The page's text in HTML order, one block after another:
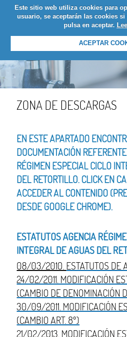
Este sitio web utiliza cookies para
usuario, se aceptarán las cookies
pulsa en aceptar.
ACEPTAR
ZONA DE DESCARGAS
EN ESTE APARTADO
DOCUMENTACIÓN
RÉGIMEN ESPECIAL CICLO
DEL RETORTILLO. CLICK EN
ACCEDER AL CONTENIDO
DESDE GOOGLE CHROME).
ESTATUTOS AGENCIA
INTEGRAL DE AGUAS DEL
08/03/2010. ESTATUTOS DE
24/02/2011. MODIFICACIÓN
(CAMBIO DE DENOMINACIÓN
30/09/2011. MODIFICACIÓN
(CAMBIO ART. 8º)
21/02/2013. MODIFICACIÓN